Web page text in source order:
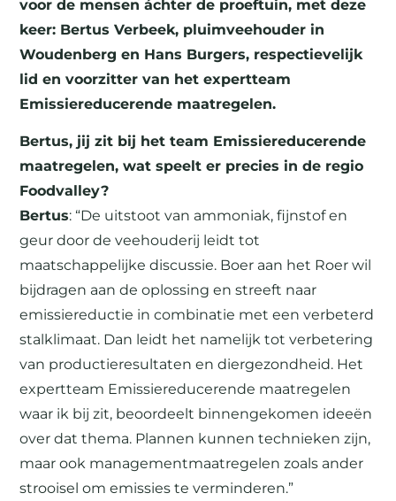
voor de mensen áchter de proeftuin, met deze
keer: Bertus Verbeek, pluimveehouder in
Woudenberg en Hans Burgers, respectievelijk
lid en voorzitter van het expertteam
Emissiereducerende maatregelen.
Bertus, jij zit bij het team Emissiereducerende
maatregelen, wat speelt er precies in de regio
Foodvalley?
Bertus: “De uitstoot van ammoniak, fijnstof en
geur door de veehouderij leidt tot
maatschappelijke discussie. Boer aan het Roer wil
bijdragen aan de oplossing en streeft naar
emissiereductie in combinatie met een verbeterd
stalklimaat. Dan leidt het namelijk tot verbetering
van productieresultaten en diergezondheid. Het
expertteam Emissiereducerende maatregelen
waar ik bij zit, beoordeelt binnengekomen ideeën
over dat thema. Plannen kunnen technieken zijn,
maar ook managementmaatregelen zoals ander
strooisel om emissies te verminderen.”